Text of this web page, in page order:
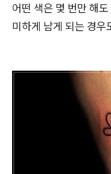
어떤 색은 몇 번만 해
미하게 남게 되는 경우